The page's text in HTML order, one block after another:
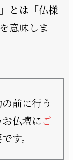
」とは「仏様
意味しま
前に行う
仏壇にご
す。